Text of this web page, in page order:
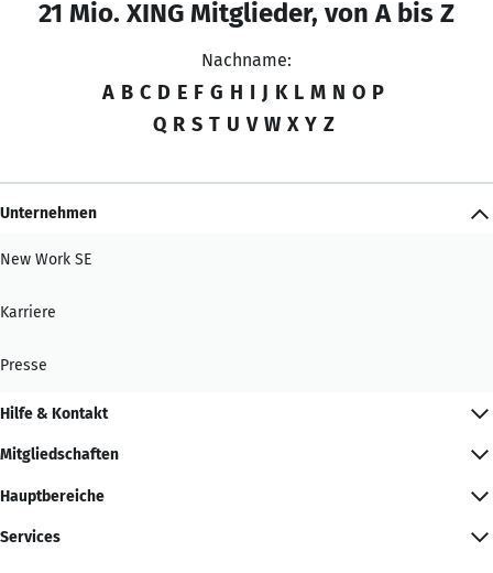
21 Mio. XING Mitglieder, von A bis Z
Nachname:
A B C D E F G H I J K L M N O P
Q R S T U V W X Y Z
Unternehmen
New Work SE
Karriere
Presse
Hilfe & Kontakt
Mitgliedschaften
Hauptbereiche
Services